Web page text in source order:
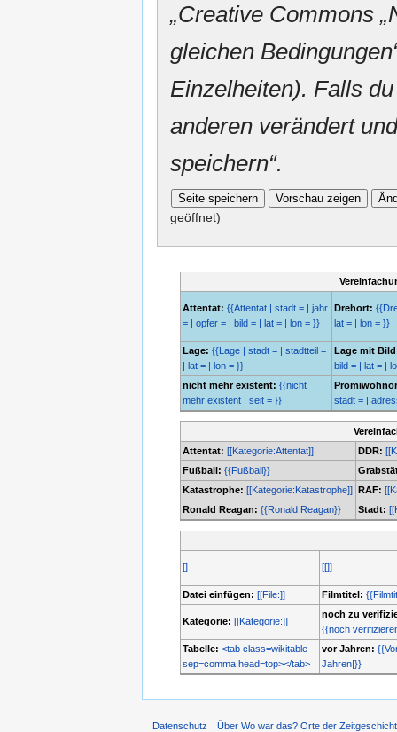
„Creative Commons
gleichen
Einzelheiten). Falls
anderen verändert
speichern“.
geöffnet)
Attentat: {{Attentat | stadt = | jahr
= | opfer = | bild = | lat = | lon = }}
Drehort:
lat = | lon = }}
Lage: {{Lage | stadt = | stadtteil =
| lat = | lon = }}
Lage mit
bild = | lat = |
nicht mehr existent: {{nicht
mehr existent | seit = }}
stadt = |
Attentat: [[Kategorie:Attentat]] DDR:
Fußball: {{Fußball}}
Katastrophe: [[Kategorie:Katastrophe]] RAF:
Ronald Reagan: {{Ronald Reagan}} Stadt:
[] [[]]
Datei einfügen: [[File:]] Filmtitel:
Kategorie: [[Kategorie:]]
noch zu
{{noch
Tabelle: <tab class=wikitable
sep=comma head=top></tab>
vor Jahren:
Jahren|}}
Datenschutz Über Wo war das? Orte der